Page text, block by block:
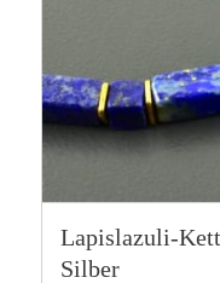
Lapislazuli-
Silber